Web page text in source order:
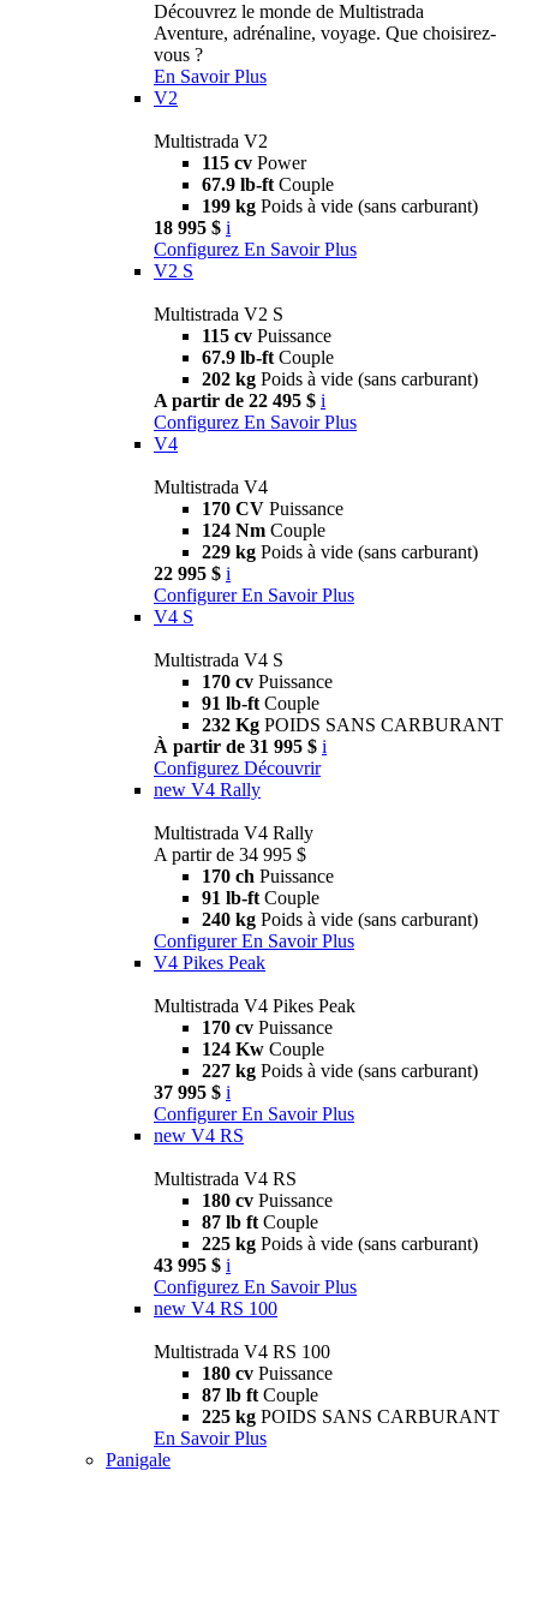
Découvrez le monde de Multistrada
Aventure, adrénaline, voyage. Que choisirez-
vous ?
En Savoir Plus
V2
Multistrada V2
115 cv Power
67.9 lb-ft Couple
199 kg Poids à vide (sans carburant)
18 995 $ i
Configurez En Savoir Plus
V2 S
Multistrada V2 S
115 cv Puissance
67.9 lb-ft Couple
202 kg Poids à vide (sans carburant)
A partir de 22 495 $ i
Configurez En Savoir Plus
V4
Multistrada V4
170 CV Puissance
124 Nm Couple
229 kg Poids à vide (sans carburant)
22 995 $ i
Configurer En Savoir Plus
V4 S
Multistrada V4 S
170 cv Puissance
91 lb-ft Couple
232 Kg POIDS SANS CARBURANT
À partir de 31 995 $ i
Configurez Découvrir
new V4 Rally
Multistrada V4 Rally
A partir de 34 995 $
170 ch Puissance
91 lb-ft Couple
240 kg Poids à vide (sans carburant)
Configurer En Savoir Plus
V4 Pikes Peak
Multistrada V4 Pikes Peak
170 cv Puissance
124 Kw Couple
227 kg Poids à vide (sans carburant)
37 995 $ i
Configurer En Savoir Plus
new V4 RS
Multistrada V4 RS
180 cv Puissance
87 lb ft Couple
225 kg Poids à vide (sans carburant)
43 995 $ i
Configurez En Savoir Plus
new V4 RS 100
Multistrada V4 RS 100
180 cv Puissance
87 lb ft Couple
225 kg POIDS SANS CARBURANT
En Savoir Plus
Panigale